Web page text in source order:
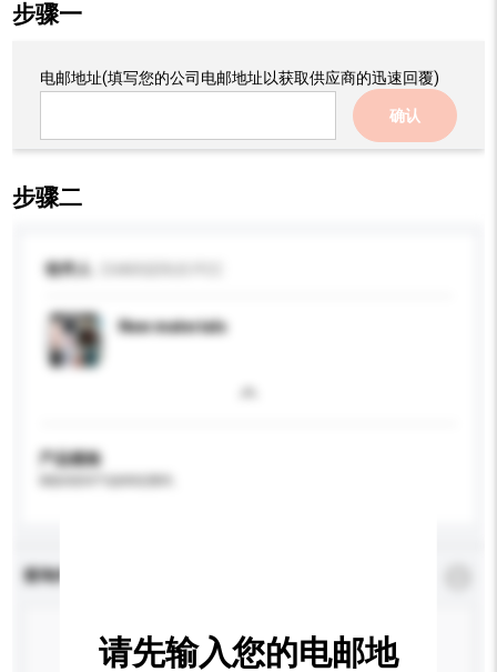
步骤一
电邮地址(填写您的公司电邮地址以获取供应商的迅速回覆)
确认
步骤二
收件人
New materials
产品规格
查询内容
请先输入您的电邮地